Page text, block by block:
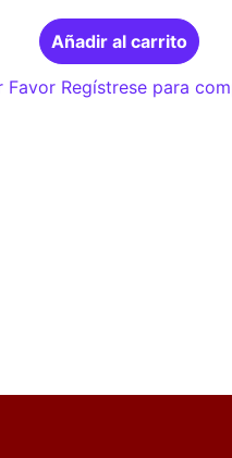
Añadir al carrito
Favor Regístrese para